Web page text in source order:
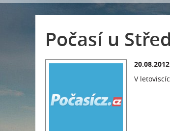
Počasí u
20.08.2012
V